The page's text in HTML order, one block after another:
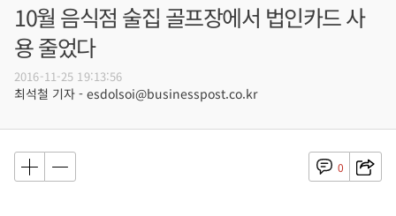
10월 음식점 술집 골프장에서 법인카드 사
용 줄었다
2016-11-25 19:13:56
최석철 기자 - esdolsoi@businesspost.co.kr
0